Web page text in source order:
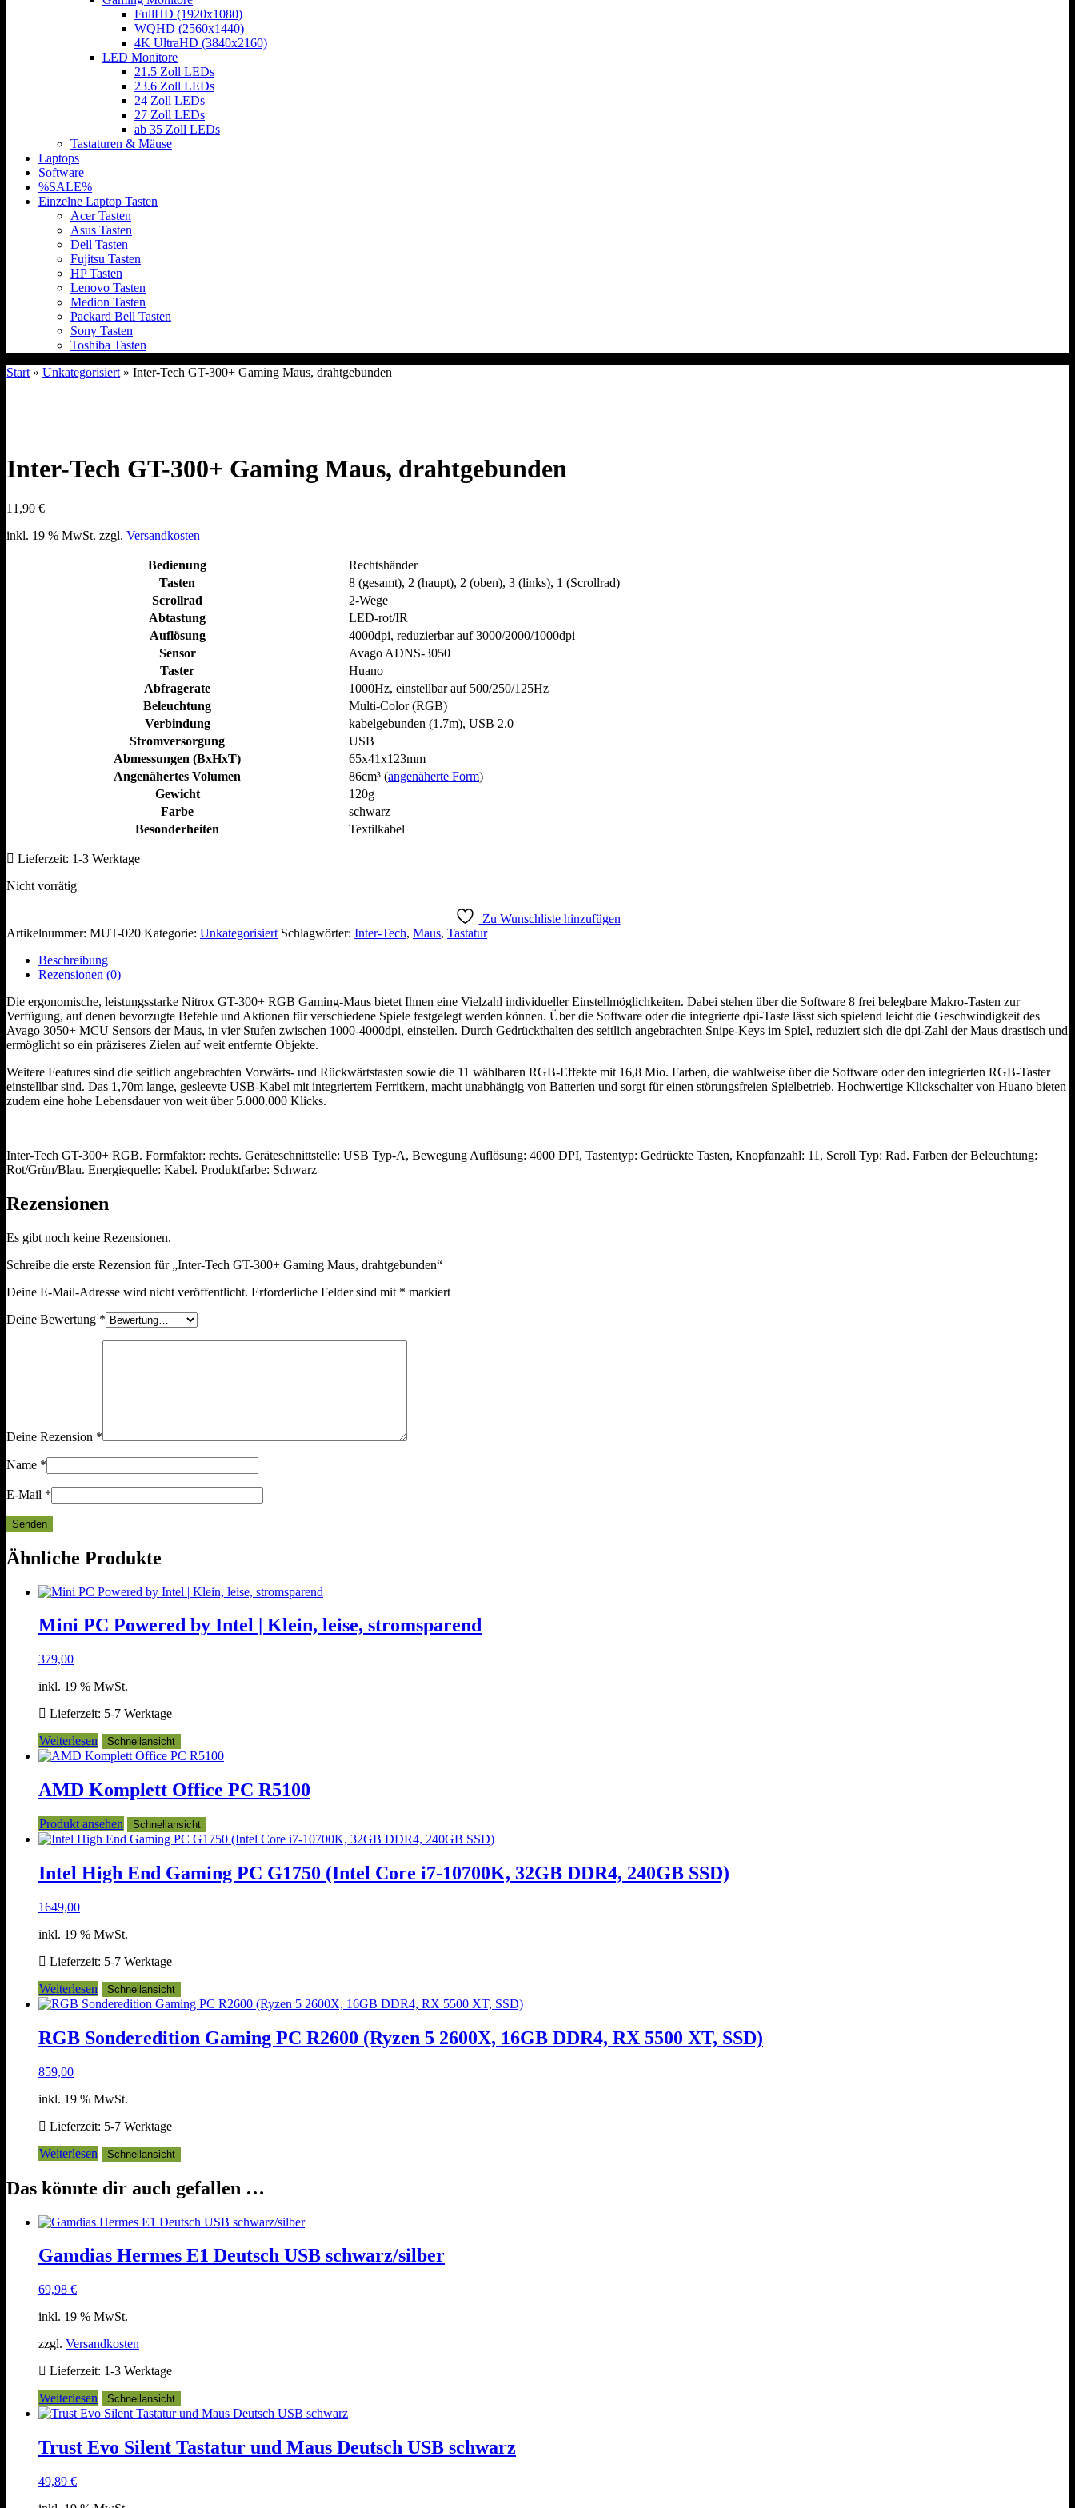
FullHD (1920x1080)
WQHD (2560x1440)
4K UltraHD (3840x2160)
LED Monitore
21.5 Zoll LEDs
23.6 Zoll LEDs
24 Zoll LEDs
27 Zoll LEDs
ab 35 Zoll LEDs
Tastaturen & Mäuse
Laptops
Software
%SALE%
Einzelne Laptop Tasten
Acer Tasten
Asus Tasten
Dell Tasten
Fujitsu Tasten
HP Tasten
Lenovo Tasten
Medion Tasten
Packard Bell Tasten
Sony Tasten
Toshiba Tasten
Start » Unkategorisiert » Inter-Tech GT-300+ Gaming Maus, drahtgebunden
Inter-Tech GT-300+ Gaming Maus, drahtgebunden
11,90 €
inkl. 19 % MwSt. zzgl. Versandkosten
Bedienung
Rechtshänder
Tasten
8 (gesamt), 2 (haupt), 2 (oben), 3 (links), 1 (Scrollrad)
Scrollrad
2-Wege
Abtastung
LED-rot/​IR
Auflösung
4000dpi, reduzierbar auf 3000/​2000/​1000dpi
Sensor
Avago ADNS-3050
Taster
Huano
Abfragerate
1000Hz, einstellbar auf 500/​250/​125Hz
Beleuchtung
Multi-Color (RGB)
Verbindung
kabelgebunden (1.7m), USB 2.0
Stromversorgung
USB
Abmessungen (BxHxT)
65x41x123mm
Angenähertes Volumen
86cm³ (angenäherte Form)
Gewicht
120g
Farbe
schwarz
Besonderheiten
Textilkabel
Lieferzeit: 1-3 Werktage
Nicht vorrätig
Zu Wunschliste hinzufügen
Artikelnummer: MUT-020 Kategorie: Unkategorisiert Schlagwörter: Inter-Tech, Maus, Tastatur
Beschreibung
Rezensionen (0)
Die ergonomische, leistungsstarke Nitrox GT-300+ RGB Gaming-Maus bietet Ihnen eine Vielzahl individueller Einstellmöglichkeiten. Dabei stehen über die Software 8 frei belegbare Makro-Tasten zur
Verfügung, auf denen bevorzugte Befehle und Aktionen für verschiedene Spiele festgelegt werden können. Über die Software oder die integrierte dpi-Taste lässt sich spielend leicht die Geschwindigkeit des
Avago 3050+ MCU Sensors der Maus, in vier Stufen zwischen 1000-4000dpi, einstellen. Durch Gedrückthalten des seitlich angebrachten Snipe-Keys im Spiel, reduziert sich die dpi-Zahl der Maus drastisch und
ermöglicht so ein präziseres Zielen auf weit entfernte Objekte.
Weitere Features sind die seitlich angebrachten Vorwärts- und Rückwärtstasten sowie die 11 wählbaren RGB-Effekte mit 16,8 Mio. Farben, die wahlweise über die Software oder den integrierten RGB-Taster
einstellbar sind. Das 1,70m lange, gesleevte USB-Kabel mit integriertem Ferritkern, macht unabhängig von Batterien und sorgt für einen störungsfreien Spielbetrieb. Hochwertige Klickschalter von Huano bieten
zudem eine hohe Lebensdauer von weit über 5.000.000 Klicks.
Inter-Tech GT-300+ RGB. Formfaktor: rechts. Geräteschnittstelle: USB Typ-A, Bewegung Auflösung: 4000 DPI, Tastentyp: Gedrückte Tasten, Knopfanzahl: 11, Scroll Typ: Rad. Farben der Beleuchtung:
Rot/Grün/Blau. Energiequelle: Kabel. Produktfarbe: Schwarz
Rezensionen
Es gibt noch keine Rezensionen.
Schreibe die erste Rezension für „Inter-Tech GT-300+ Gaming Maus, drahtgebunden“
Deine E-Mail-Adresse wird nicht veröffentlicht. Erforderliche Felder sind mit * markiert
Deine Bewertung *
Deine Rezension *
Name *
E-Mail *
Ähnliche Produkte
Mini PC Powered by Intel | Klein, leise, stromsparend
379,00
inkl. 19 % MwSt.
Lieferzeit: 5-7 Werktage
Weiterlesen
Schnellansicht
AMD Komplett Office PC R5100
Produkt ansehen Schnellansicht
Intel High End Gaming PC G1750 (Intel Core i7-10700K, 32GB DDR4, 240GB SSD)
1649,00
inkl. 19 % MwSt.
Lieferzeit: 5-7 Werktage
Weiterlesen
Schnellansicht
RGB Sonderedition Gaming PC R2600 (Ryzen 5 2600X, 16GB DDR4, RX 5500 XT, SSD)
859,00
inkl. 19 % MwSt.
Lieferzeit: 5-7 Werktage
Weiterlesen
Schnellansicht
Das könnte dir auch gefallen …
Gamdias Hermes E1 Deutsch USB schwarz/silber
69,98 €
inkl. 19 % MwSt.
zzgl. Versandkosten
Lieferzeit: 1-3 Werktage
Weiterlesen
Schnellansicht
Trust Evo Silent Tastatur und Maus Deutsch USB schwarz
49,89 €